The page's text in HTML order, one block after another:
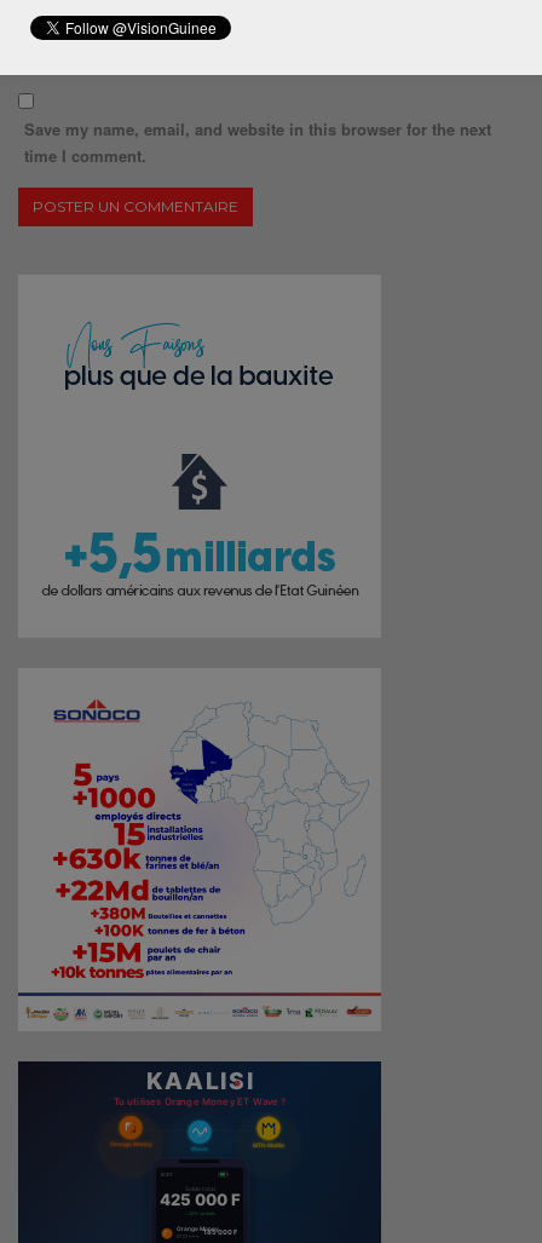
Save my name, email, and website in this browser for the next
time I comment.